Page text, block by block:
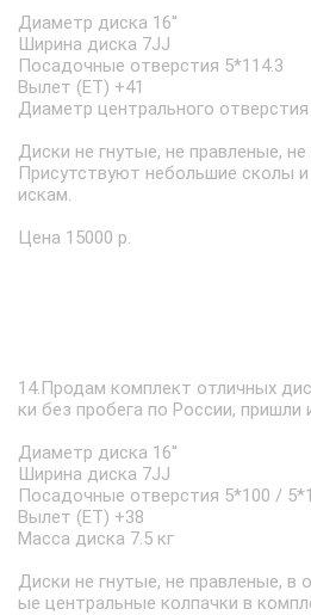
Диаметр диска 16''
Ширина диска 7JJ
Посадочные отверстия 5*114.3
Вылет (ET) +41
Диаметр центрального отверстия
Диски не гнутые, не правленые,
Присутствуют небольшие сколы
искам.
Цена 15000 р.
14.Продам комплект отличных
ки без пробега по России, пришли
Диаметр диска 16''
Ширина диска 7JJ
Посадочные отверстия 5*100 /
Вылет (ET) +38
Масса диска 7.5 кг
Диски не гнутые, не правленые, в
ые центральные колпачки в